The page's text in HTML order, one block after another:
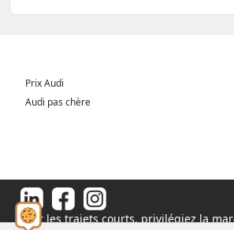
Prix Audi
Audi pas chère
Pour les trajets courts, privilégiez la